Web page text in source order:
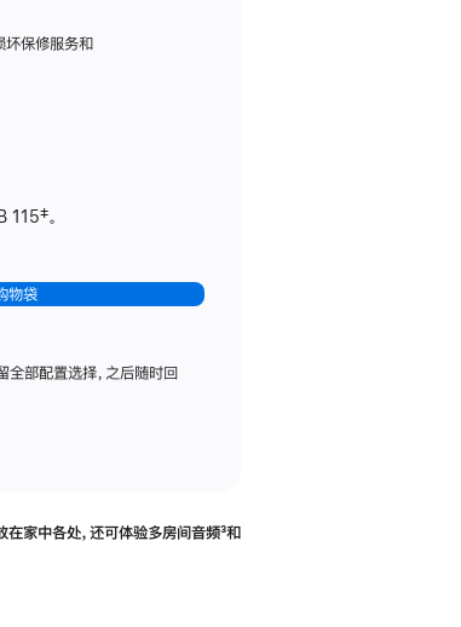
坏保修服务和
115‡。
物袋
全部配置选择，之后随时回
在家中各处，还可体验多‍房‍间音频脚
³和